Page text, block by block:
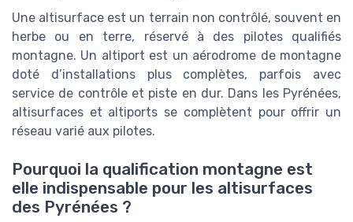
Une altisurface est un terrain non contrôlé, souvent en
herbe ou en terre, réservé à des pilotes qualifiés
montagne. Un altiport est un aérodrome de montagne
doté d’installations plus complètes, parfois avec
service de contrôle et piste en dur. Dans les Pyrénées,
altisurfaces et altiports se complètent pour offrir un
réseau varié aux pilotes.
Pourquoi la qualification montagne est
elle indispensable pour les altisurfaces
des Pyrénées ?